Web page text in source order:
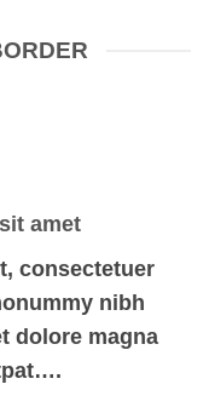
amet
consectetuer
nibh
dolore magna